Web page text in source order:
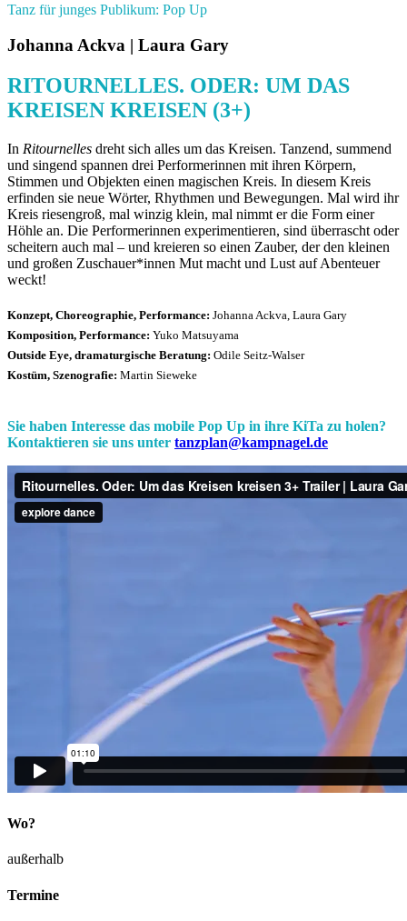
Tanz für junges Publikum: Pop Up
Johanna Ackva | Laura Gary
RITOURNELLES. ODER: UM DAS
KREISEN KREISEN (3+)
In Ritournelles dreht sich alles um das Kreisen. Tanzend, summend
und singend spannen drei Performerinnen mit ihren Körpern,
Stimmen und Objekten einen magischen Kreis. In diesem Kreis
erfinden sie neue Wörter, Rhythmen und Bewegungen. Mal wird ihr
Kreis riesengroß, mal winzig klein, mal nimmt er die Form einer
Höhle an. Die Performerinnen experimentieren, sind überrascht oder
scheitern auch mal – und kreieren so einen Zauber, der den kleinen
und großen Zuschauer*innen Mut macht und Lust auf Abenteuer
weckt!
Konzept, Choreographie, Performance: Johanna Ackva, Laura Gary
Komposition, Performance: Yuko Matsuyama
Outside Eye, dramaturgische Beratung: Odile Seitz-Walser
Kostüm, Szenografie: Martin Sieweke
Sie haben Interesse das mobile Pop Up in ihre KiTa zu holen?
Kontaktieren sie uns unter tanzplan@kampnagel.de
Wo?
außerhalb
Termine